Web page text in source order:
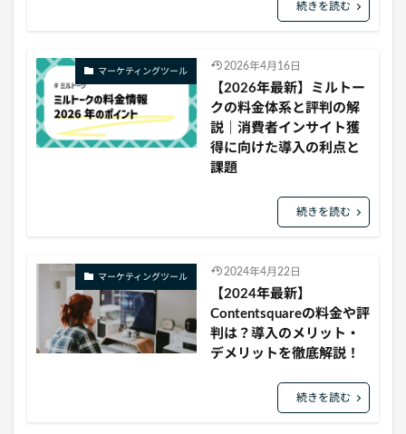
続きを読む
マーケティングツール 2026年4月16日
【2026年最新】ミルトー
クの料金体系と評判の解
説｜消費者インサイト獲
得に向けた導入の利点と
課題
続きを読む
マーケティングツール 2024年4月22日
【2024年最新】
Contentsquareの料金や評
判は？導入のメリット・
デメリットを徹底解説！
続きを読む